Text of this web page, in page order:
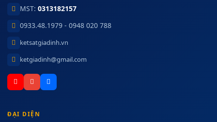
MST: 0313182157
0933.48.1979 - 0948 020 788
ketsatgiadinh.vn
ketgiadinh@gmail.com
ĐẠI DIỆN